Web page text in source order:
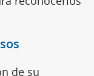
de su